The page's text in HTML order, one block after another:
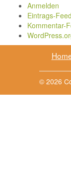
Anmelden
Eintrags-Feed
Kommentar-
© 2026